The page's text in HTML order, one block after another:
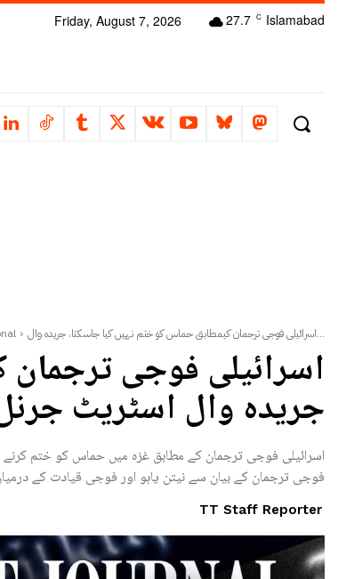
27.7 C Islamabad
Friday, August 7, 2026
اسرائیلی فوجی ترجمان کیمطابق حماس کو ختم نہیں کیا جاسکتا، جریدہ وال...
اسرائیلی فوجی
جریدہ وال اسٹریٹ
اسرائیلی فوجی ترجمان کے مطابق غزہ میں حماس کو ختم کرنے
فوجی ترجمان کے بیان سے نیتن یاہو اور فوجی قیادت کے
TT Staff Reporter